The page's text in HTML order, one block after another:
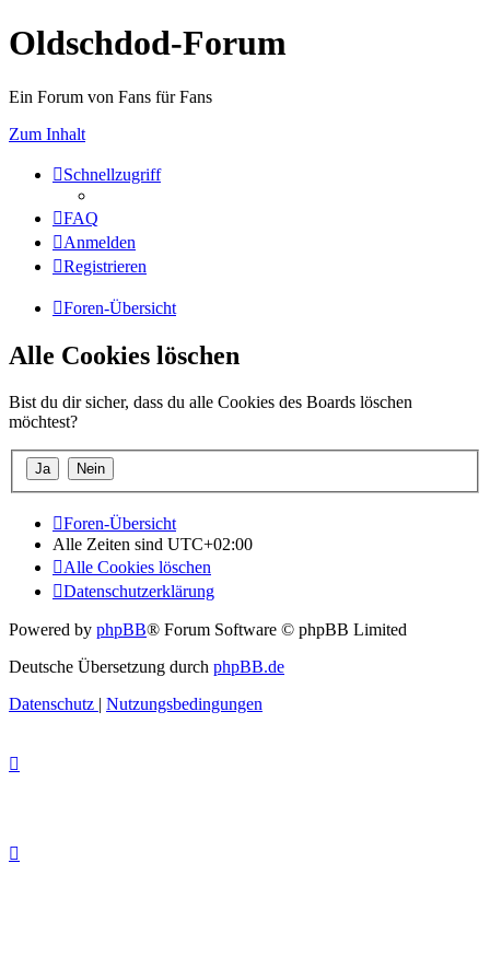
Oldschdod-Forum
Ein Forum von Fans für Fans
Zum Inhalt
Schnellzugriff
FAQ
Anmelden
Registrieren
Foren-Übersicht
Alle Cookies löschen
Bist du dir sicher, dass du alle Cookies des Boards löschen
möchtest?
Foren-Übersicht
Alle Zeiten sind UTC+02:00
Alle Cookies löschen
Datenschutzerklärung
Powered by phpBB® Forum Software © phpBB Limited
Deutsche Übersetzung durch phpBB.de
Datenschutz | Nutzungsbedingungen